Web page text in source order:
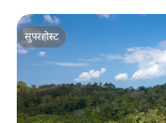
सुपरहोस्ट
सुपरहोस्ट